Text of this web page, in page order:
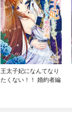
王太子妃になんてなり
たくない！！ 婚約者編